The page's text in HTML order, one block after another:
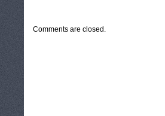
Comments are closed.